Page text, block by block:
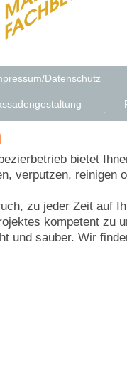
Datenschutz
bietet
verputzen, reinigen
zu jeder Zeit auf
kompetent zu
und sauber. Wir